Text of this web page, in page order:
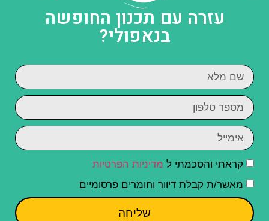
עזרה עם תכנון החופשה
בנאפולי?
קראתי והסכמתי ל מדיניות הפרטיות
מאשר/ת קבלת דיוור וחומרים פרסומיים
שליחה